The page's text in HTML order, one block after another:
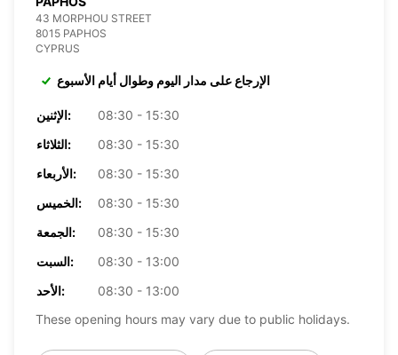
43 MORPHOU STREET
8015 PAPHOS
CYPRUS
الإرجاع على مدار اليوم وطوال أيام الأسبوع
الإثنين:
08:30 - 15:30
الثلاثاء:
08:30 - 15:30
الأربعاء:
08:30 - 15:30
الخميس:
08:30 - 15:30
الجمعة:
08:30 - 15:30
السبت:
08:30 - 13:00
الأحد:
08:30 - 13:00
These opening hours may vary due to public holidays.